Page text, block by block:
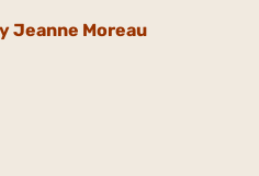
Jeanne Moreau